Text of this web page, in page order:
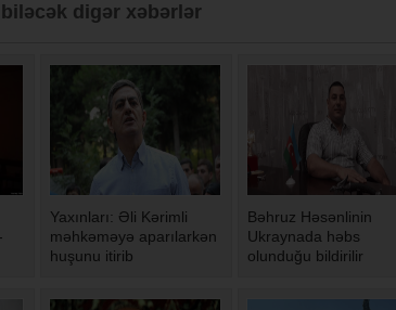
digər xəbərlər
Yaxınları: Əli Kərimli
məhkəməyə aparılarkən
huşunu itirib
Bəhruz Həsənlinin
Ukraynada həbs
olunduğu bildirilir